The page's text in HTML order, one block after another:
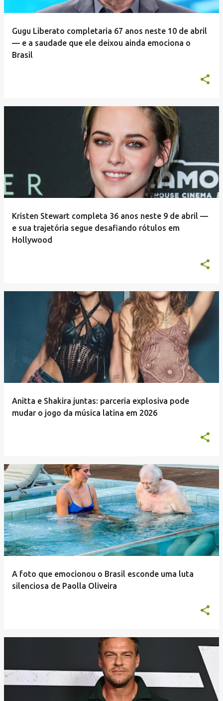
Gugu Liberato completaria 67 anos neste 10 de abril
— e a saudade que ele deixou ainda emociona o
Brasil
Kristen Stewart completa 36 anos neste 9 de abril —
e sua trajetória segue desafiando rótulos em
Hollywood
Anitta e Shakira juntas: parceria explosiva pode
mudar o jogo da música latina em 2026
A foto que emocionou o Brasil esconde uma luta
silenciosa de Paolla Oliveira